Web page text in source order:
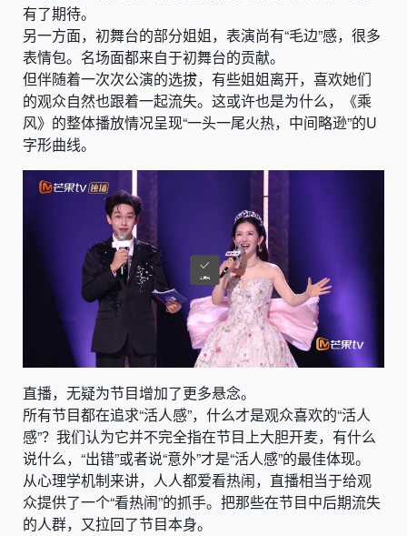
有了期待。
另一方面，初舞台的部分姐姐，表演尚有“毛边”感，很多
表情包。名场面都来自于初舞台的贡献。
但伴随着一次次公演的选拔，有些姐姐离开，喜欢她们
的观众自然也跟着一起流失。这或许也是为什么，《乘
风》的整体播放情况呈现“一头一尾火热，中间略逊”的U
字形曲线。
直播，无疑为节目增加了更多悬念。
所有节目都在追求“活人感”，什么才是观众喜欢的“活人
感”？我们认为它并不完全指在节目上大胆开麦，有什么
说什么，“出错”或者说“意外”才是“活人感”的最佳体现。
从心理学机制来讲，人人都爱看热闹，直播相当于给观
众提供了一个“看热闹”的抓手。把那些在节目中后期流失
的人群，又拉回了节目本身。